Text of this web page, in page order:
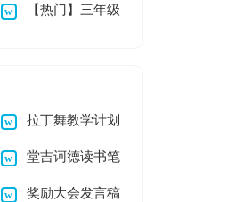
【热门】三年级
拉丁舞教学计划
7篇 堂吉诃德读书笔
记 奖励大会发言稿